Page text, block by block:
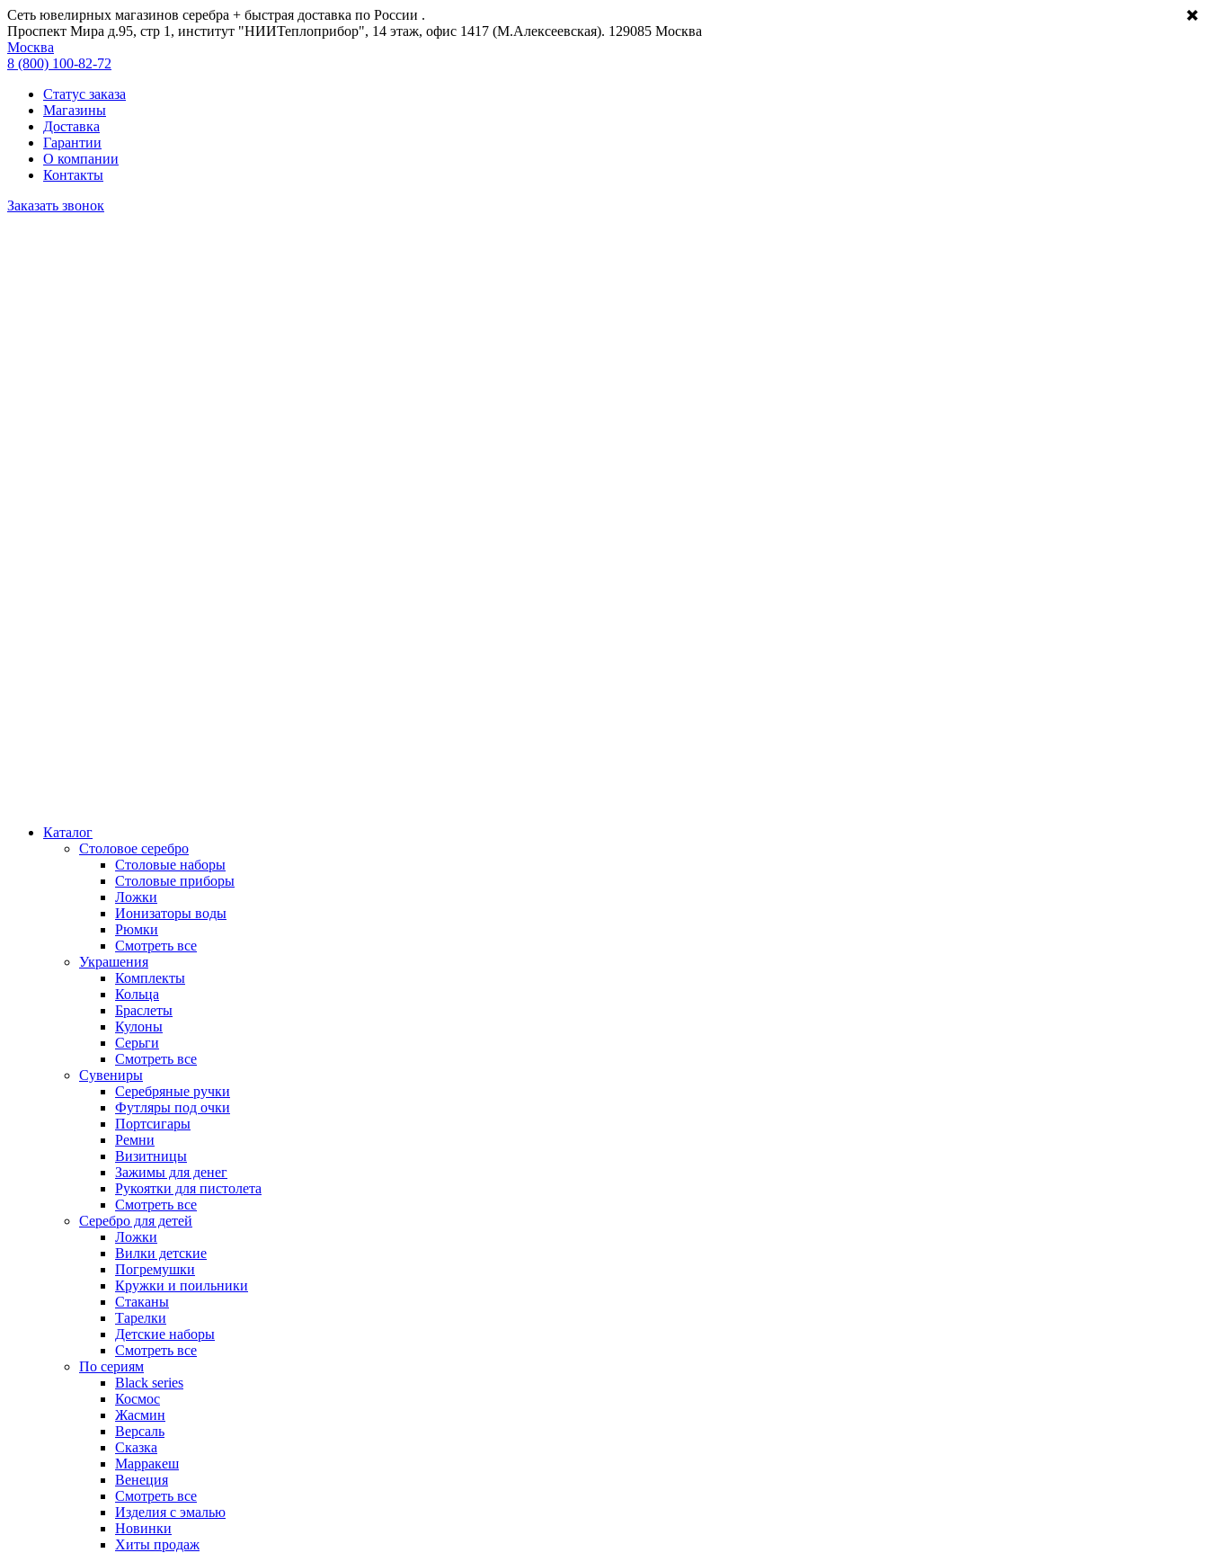
Сеть ювелирных магазинов серебра + быстрая доставка по России .
Проспект Мира д.95, стр 1, институт "НИИТеплоприбор", 14 этаж, офис 1417 (М.Алексеевская). 129085 Москва
Москва
8 (800) 100-82-72
Статус заказа
Магазины
Доставка
Гарантии
О компании
Контакты
Заказать звонок
Каталог
Столовое серебро
Столовые наборы
Столовые приборы
Ложки
Ионизаторы воды
Рюмки
Смотреть все
Украшения
Комплекты
Кольца
Браслеты
Кулоны
Серьги
Смотреть все
Сувениры
Серебряные ручки
Футляры под очки
Портсигары
Ремни
Визитницы
Зажимы для денег
Рукоятки для пистолета
Смотреть все
Серебро для детей
Ложки
Вилки детские
Погремушки
Кружки и поильники
Стаканы
Тарелки
Детские наборы
Смотреть все
По сериям
Black series
Космос
Жасмин
Версаль
Сказка
Марракеш
Венеция
Смотреть все
Изделия с эмалью
Новинки
Хиты продаж